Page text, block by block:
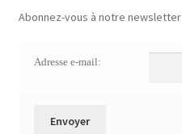
Abonnez-vous à notre newsletter
Adresse e-mail: